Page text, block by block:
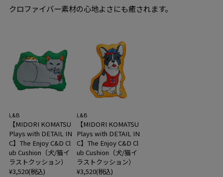
クロファイバー素材の心地よさにも癒されます。
L&B
【MIDORI KOMATSU
Plays with DETAIL IN
C】The Enjoy C&D Cl
ub Cushion（犬/猫イ
ラストクッション）
¥3,520(税込)
L&B
【MIDORI KOMATSU
Plays with DETAIL IN
C】The Enjoy C&D Cl
ub Cushion（犬/猫イ
ラストクッション）
¥3,520(税込)